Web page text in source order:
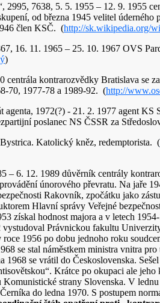
7638, 5. 5. 1955 – 12. 9. 1955
od března 1945 velitel úderného
člen KSČ. (http://sk.wikipedia.org/
16. 11. 1965 – 25. 10. 1967 OVS
)
centrála kontrarozvědky Bratislava
70, 1977-78 a 1989-92. (http://
1972(?) - 21. 2. 1977 agent
poslanec NS ČSSR za
Katolický kněz, redemptorista. (
– 6. 12. 1989 důvěrník centrály
únorového převratu. Na jaře
Rakovník, zpočátku jako
Hlavní správy Veřejné
získal hodnost majora a v letech
Právnickou fakultu
1956 po dobu jednoho roku
se stal náměstkem ministra vnitra
se vrátil do Československa.
Krátce po okupaci ale
strany Slovenska. V
do ledna 1970. S postupem